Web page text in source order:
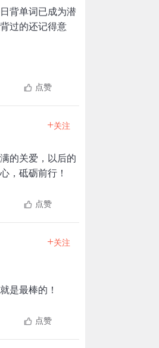
背单词已成为潜
过的还记得意
点赞
+关注
的关爱，以后的
，砥砺前行！
点赞
+关注
是最棒的！
点赞